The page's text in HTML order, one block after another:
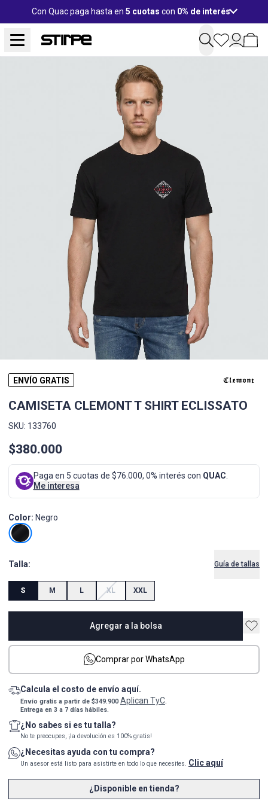
Con Quac paga hasta en 5 cuotas con 0% de interés
ENVÍO GRATIS
CAMISETA CLEMONT T SHIRT ECLISSATO
SKU: 133760
$380.000
Paga en 5 cuotas de $76.000, 0% interés con QUAC
Me interesa
Color: Negro
Talla: Guía de tallas
S M L XL XXL
Agregar a la bolsa
Comprar por WhatsApp
Calcula el costo de envío aquí.
Envío gratis a partir de $349.900Aplican TyC.
Entrega en 3 a 7 días hábiles.
¿No sabes si es tu talla?
No te preocupes, ¡la devolución es 100% gratis!
¿Necesitas ayuda con tu compra?
Un asesor está listo para asistirte en todo lo que necesites. Clic aquí
¿Disponible en tienda?